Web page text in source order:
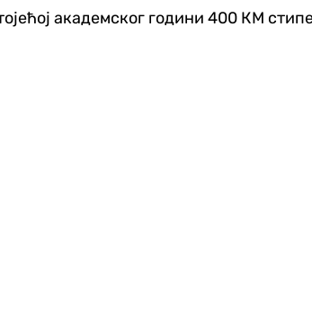
академског години 400 КМ